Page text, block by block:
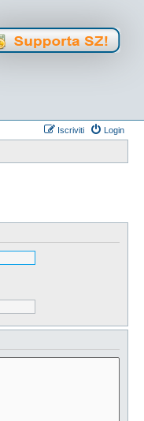
Login
Iscriviti